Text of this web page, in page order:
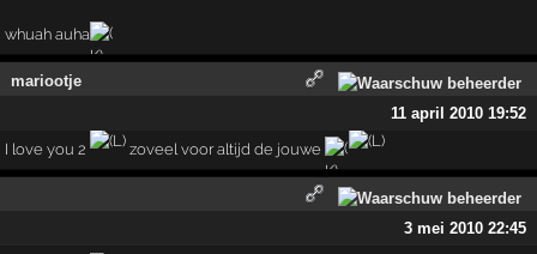
whuah auha
mariootje
11 april 2010 19:52
I love you 2 zoveel voor altijd de jouwe
3 mei 2010 22:45